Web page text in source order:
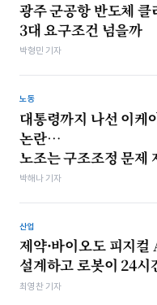
광주 군공항 반도체
3대 요구조건 넘을까
박형민 기자
노동
대통령까지 나선 이케
논란…
노조는 구조조정 문제
박해나 기자
산업
제약·바이오도 피지
설계하고 로봇이 24시
최영찬 기자